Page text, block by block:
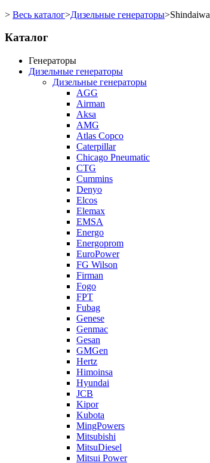
> Весь каталог>Дизельные генераторы>Shindaiwa
Каталог
Генераторы
Дизельные генераторы
Дизельные генераторы
AGG
Airman
Aksa
AMG
Atlas Copco
Caterpillar
Chicago Pneumatic
CTG
Cummins
Denyo
Elcos
Elemax
EMSA
Energo
Energoprom
EuroPower
FG Wilson
Firman
Fogo
FPT
Fubag
Genese
Genmac
Gesan
GMGen
Hertz
Himoinsa
Hyundai
JCB
Kipor
Kubota
MingPowers
Mitsubishi
MitsuDiesel
Mitsui Power